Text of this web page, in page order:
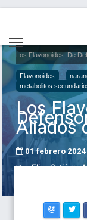
Inicio
Los Flavonoides: De
Flavonoides
metabolitos
Los
Aliados
01 febrero 2024
PorElisa Gutiérrez